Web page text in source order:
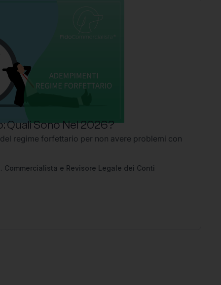
Sono Nel 2026?
regime forfettario per non avere problemi con
Commercialista e Revisore Legale dei Conti